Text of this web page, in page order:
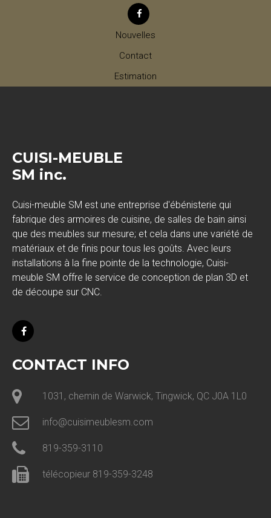
Nouvelles
Contact
Estimation
CUISI-MEUBLE
SM inc.
Cuisi-meuble SM est une entreprise d'ébénisterie qui
fabrique des armoires de cuisine, de salles de bain ainsi
que des meubles sur mesure; et cela dans une variété de
matériaux et de finis pour tous les goûts. Avec leurs
installations à la fine pointe de la technologie, Cuisi-
meuble SM offre le service de conception de plan 3D et
de découpe sur CNC.
CONTACT INFO
1031, chemin de Warwick, Tingwick, QC J0A 1L0
info@cuisimeublesm.com
819-359-3110
télécopieur 819-359-3248